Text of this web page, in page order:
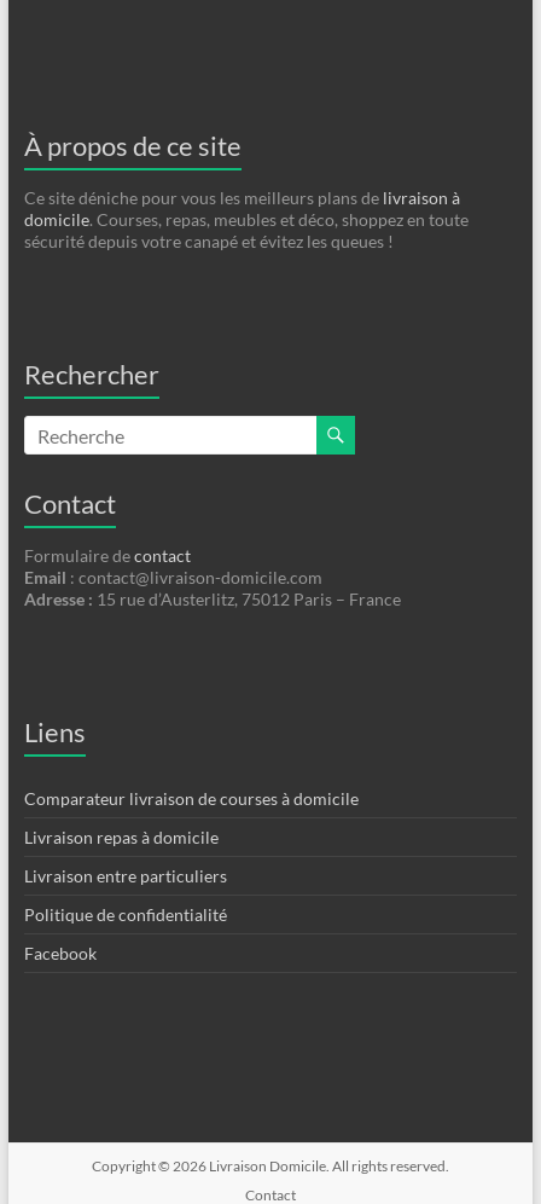
À propos de ce site
Ce site déniche pour vous les meilleurs plans de livraison à
domicile. Courses, repas, meubles et déco, shoppez en toute
sécurité depuis votre canapé et évitez les queues !
Rechercher
Contact
Formulaire decontact
Email : contact@livraison-domicile.com
Adresse : 15 rue d’Austerlitz, 75012 Paris – France
Liens
Comparateur livraison de courses à domicile
Livraison repas à domicile
Livraison entre particuliers
Politique de confidentialité
Facebook
Copyright © 2026 Livraison Domicile. All rights reserved.
Contact